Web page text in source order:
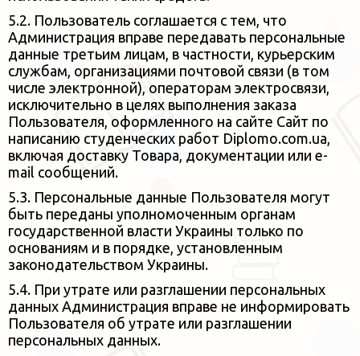
5.2. Пользователь соглашается с тем, что
Администрация вправе передавать персональные
данные третьим лицам, в частности, курьерским
службам, организациями почтовой связи (в том
числе электронной), операторам электросвязи,
исключительно в целях выполнения заказа
Пользователя, оформленного на сайте Сайт по
написанию студенческих работ Diplomo.com.ua,
включая доставку Товара, документации или e-
mail сообщений.
5.3. Персональные данные Пользователя могут
быть переданы уполномоченным органам
государственной власти Украины только по
основаниям и в порядке, установленным
законодательством Украины.
5.4. При утрате или разглашении персональных
данных Администрация вправе не информировать
Пользователя об утрате или разглашении
персональных данных.